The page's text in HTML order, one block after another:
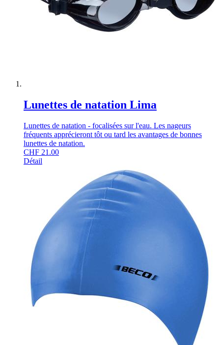
Lunettes de natation Lima
Lunettes de natation - focalisées sur l'eau. Les nageurs
fréquents apprécieront tôt ou tard les avantages de bonnes
lunettes de natation.
CHF 21.00
Détail